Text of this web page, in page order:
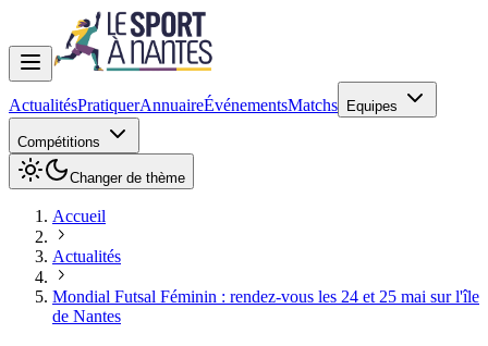
ActualitésPratiquerAnnuaireÉvénementsMatchs Equipes
Compétitions
Changer de thème
Accueil
Actualités
Mondial Futsal Féminin : rendez-vous les 24 et 25 mai sur l'île
de Nantes